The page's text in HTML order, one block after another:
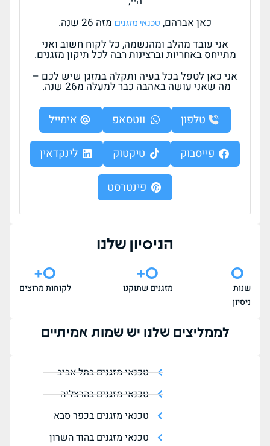
כאן אברהם, טכנאי מזגנים מזה 26 שנה.
אני עובד מהלב ומהנשמה, כל לקוח חשוב ואני
מתייחס באחריות וברצינות רבה לכל תיקון מזגנים.
אני כאן לטפל בכל בעיה ותקלה במזגן שיש לכם –
מה שאני עושה באהבה כבר למעלה מ26 שנה.
טלפון ווטסאפ אימייל
פייסבוק טיקטוק לינקדאין
פינטרסט
הניסיון שלנו
שנות
ניסיון
0
מזגנים שתוקנו
0
+
לקוחות מרוצים
0
+
לממליצים שלנו יש שמות אמיתיים
טכנאי מזגנים בתל אביב
טכנאי מזגנים בהרצליה
טכנאי מזגנים בכפר סבא
טכנאי מזגנים בהוד השרון